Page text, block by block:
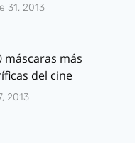
31, 2013
máscaras más
del cine
2013